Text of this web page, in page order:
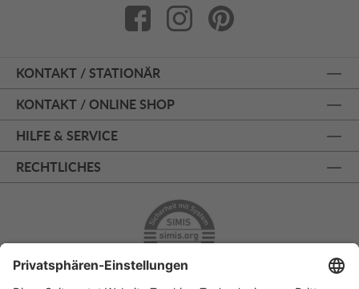
KONTAKT / STATIONÄR
KONTAKT / ONLINE SHOP
HILFE & SERVICE
RECHTLICHES